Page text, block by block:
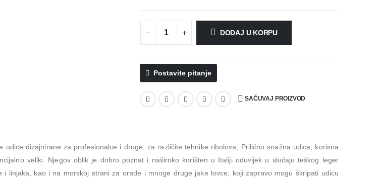
DODAJ U KORPU
Postavite pitanje
SAČUVAJ PROIZVOD
udice dizajnirane za profesionalce i druge, za različite tehnike ribolova, Prilično snažna udica, korisna
veliki. Njegov oblik je dobro poznat i naširoko korišten u Italiji oduvijek u slučaju teškog leger
i linjaka, kao i na morskoj strani za orade i mnoge druge jake lovce, koji zapravo mogu škripati udicu